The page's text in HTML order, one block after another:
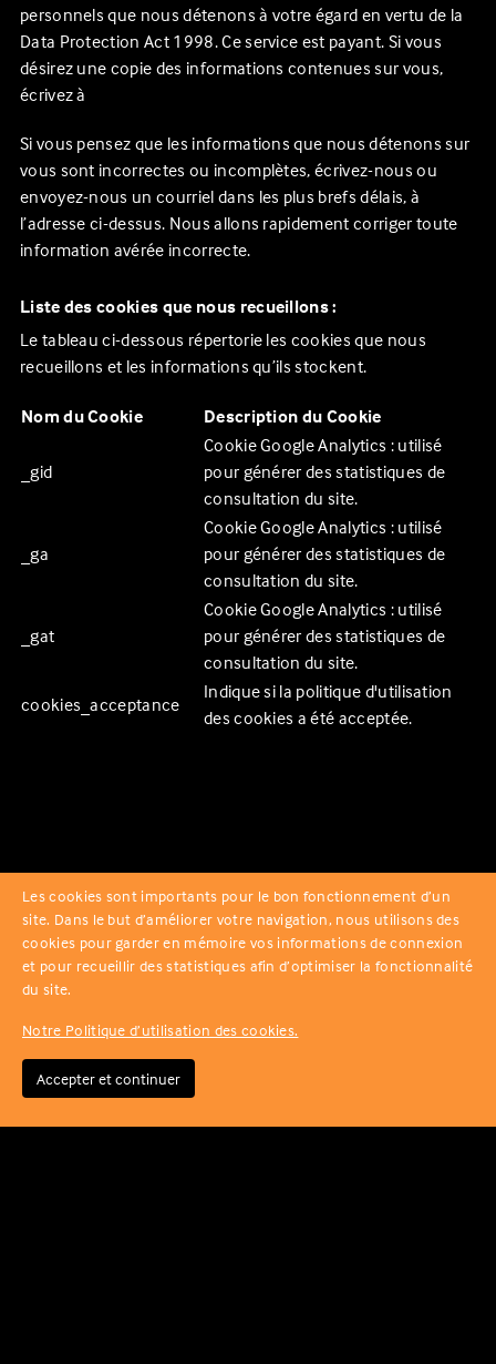
Les cookies sont importants pour le bon fonctionnement d’un
site. Dans le but d’améliorer votre navigation, nous utilisons des
cookies pour garder en mémoire vos informations de connexion
et pour recueillir des statistiques afin d’optimiser la fonctionnalité
du site.
Notre Politique d’utilisation des cookies.
Accepter et continuer
personnels que nous détenons à votre égard en vertu de la
Data Protection Act 1998. Ce service est payant. Si vous
désirez une copie des informations contenues sur vous,
écrivez à
Si vous pensez que les informations que nous détenons sur
vous sont incorrectes ou incomplètes, écrivez-nous ou
envoyez-nous un courriel dans les plus brefs délais, à
l’adresse ci-dessus. Nous allons rapidement corriger toute
information avérée incorrecte.
Liste des cookies que nous recueillons :
Le tableau ci-dessous répertorie les cookies que nous
recueillons et les informations qu’ils stockent.
Nom du Cookie Description du Cookie
_gid
Cookie Google Analytics : utilisé
pour générer des statistiques de
consultation du site.
_ga
Cookie Google Analytics : utilisé
pour générer des statistiques de
consultation du site.
_gat
Cookie Google Analytics : utilisé
pour générer des statistiques de
consultation du site.
cookies_acceptance
Indique si la politique d'utilisation
des cookies a été acceptée.
©
Nikrome
Déclaration CNIL (numéro de récépissé) : 2010350 -